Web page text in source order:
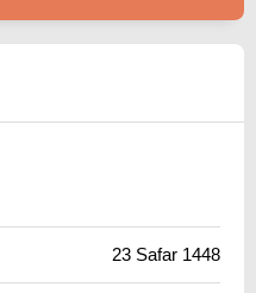
23 Safar 1448